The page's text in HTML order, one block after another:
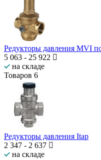
Редукторы давления MVI
5 063 - 25 922
на складе
Товаров 6
Редукторы давления Itap
2 347 - 2 637
на складе